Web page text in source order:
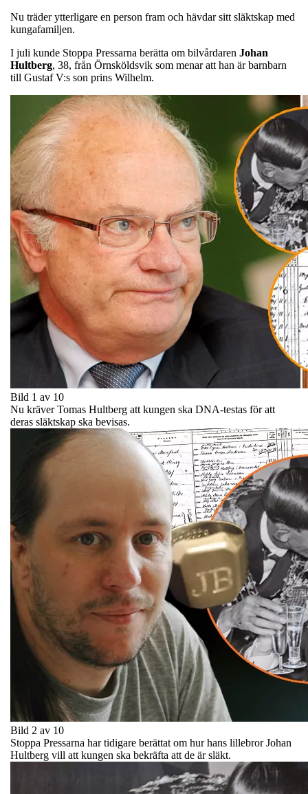
Nu träder ytterligare en person fram och hävdar sitt släktskap med
kungafamiljen.
I juli kunde Stoppa Pressarna berätta om bilvårdaren Johan
Hultberg, 38, från Örnsköldsvik som menar att han är barnbarn
till Gustaf V:s son prins Wilhelm.
Bild 1 av 10
Nu kräver Tomas Hultberg att kungen ska DNA-testas för att
deras släktskap ska bevisas.
Bild 2 av 10
Stoppa Pressarna har tidigare berättat om hur hans lillebror Johan
Hultberg vill att kungen ska bekräfta att de är släkt.